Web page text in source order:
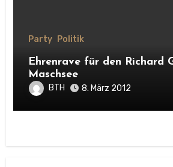
Party Politik
Ehrenrave für den Richard
Maschsee
BTH 8. März 2012